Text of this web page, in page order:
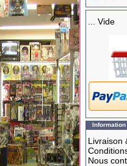
... Vide
Information
Livraison
Nous